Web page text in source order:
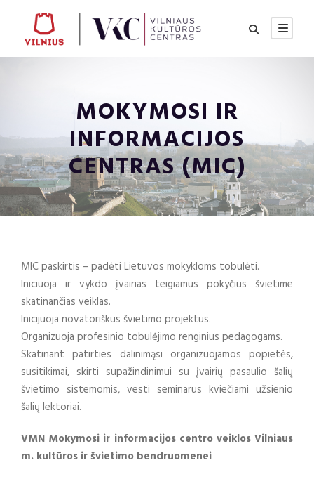
MOKYMOSI IR
INFORMACIJOS
CENTRAS (MIC)
MIC paskirtis – padėti Lietuvos mokykloms tobulėti.
Iniciuoja ir vykdo įvairias teigiamus pokyčius švietime
skatinančias veiklas.
Inicijuoja novatoriškus švietimo projektus.
Organizuoja profesinio tobulėjimo renginius pedagogams.
Skatinant patirties dalinimąsi organizuojamos popietės,
susitikimai, skirti supažindinimui su įvairių pasaulio šalių
švietimo sistemomis, vesti seminarus kviečiami užsienio
šalių lektoriai.
VMN Mokymosi ir informacijos centro veiklos Vilniaus
m. kultūros ir švietimo bendruomenei